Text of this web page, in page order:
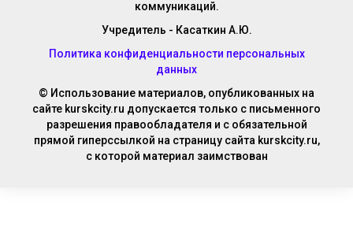
коммуникаций.
Учредитель - Касаткин А.Ю.
Политика конфиденциальности персональных
данных
© Использование материалов, опубликованных на
сайте kurskcity.ru допускается только с письменного
разрешения правообладателя и с обязательной
прямой гиперссылкой на страницу сайта kurskcity.ru,
с которой материал заимствован